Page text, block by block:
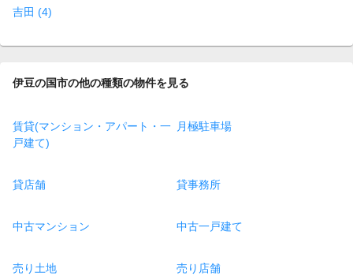
吉田 (4)
伊豆の国市の他の種類の物件を見る
賃貸(マンション・アパート・一
戸建て)
月極駐車場
貸店舗 貸事務所
中古マンション 中古一戸建て
売り土地 売り店舗